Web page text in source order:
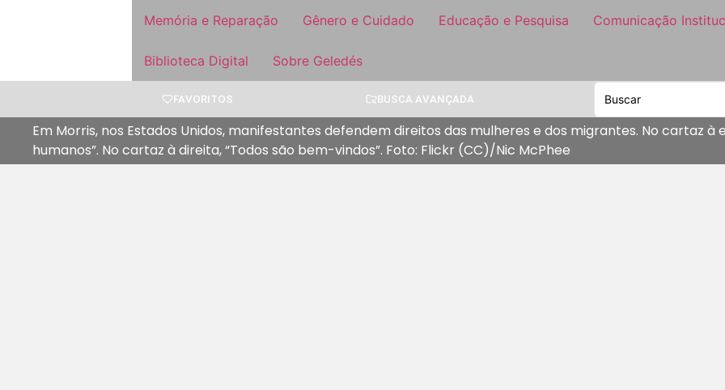
Memória e Reparação Gênero e Cuidado Educação e Pesquisa Comunicação
Biblioteca Digital Sobre Geledés
FAVORITOS BUSCA AVANÇADA
Em Morris, nos Estados Unidos, manifestantes defendem direitos das mulheres e dos migrantes. No cartaz
humanos”. No cartaz à direita, “Todos são bem-vindos”. Foto: Flickr (CC)/Nic McPhee